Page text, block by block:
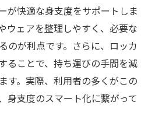
が快適な身支度をサポートしま
ウェアを整理しやすく、必要な
のが利点です。さらに、ロッカ
ることで、持ち運びの手間を減
す。実際、利用者の多くがこの
身支度のスマート化に繋がって